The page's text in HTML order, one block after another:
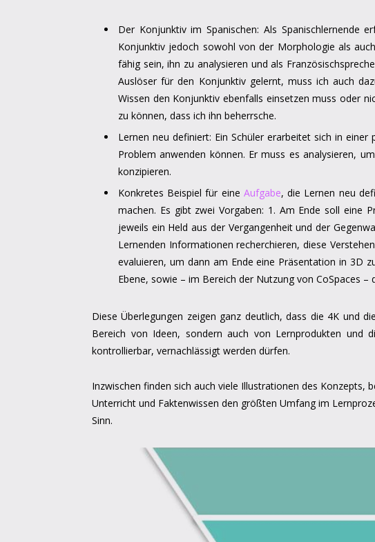
Der Konjunktiv im Spanischen: Als
Konjunktiv jedoch sowohl von der Morphologie als
fähig sein, ihn zu analysieren und als
Auslöser für den Konjunktiv gelernt, muss ich auch
Wissen den Konjunktiv ebenfalls einsetzen muss oder
zu können, dass ich ihn beherrsche.
Lernen neu definiert: Ein Schüler erarbeitet sich in
Problem anwenden können. Er muss es analysieren,
konzipieren.
Konkretes Beispiel für eine Aufgabe, die Lernen neu
machen. Es gibt zwei Vorgaben: 1. Am Ende soll eine
jeweils ein Held aus der Vergangenheit und der
Lernenden Informationen recherchieren, diese
evaluieren, um dann am Ende eine Präsentation in 3D
Ebene, sowie – im Bereich der Nutzung von CoSpaces –
Diese Überlegungen zeigen ganz deutlich, dass die 4K und
Bereich von Ideen, sondern auch von Lernprodukten und
kontrollierbar, vernachlässigt werden dürfen.
Inzwischen finden sich auch viele Illustrationen des
Unterricht und Faktenwissen den größten Umfang im
Sinn.